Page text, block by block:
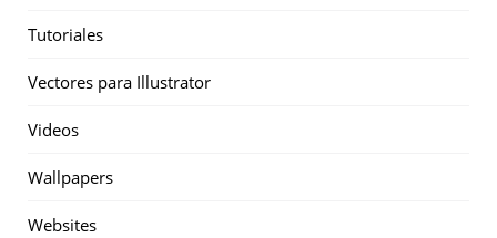
Tutoriales
Vectores para Illustrator
Videos
Wallpapers
Websites